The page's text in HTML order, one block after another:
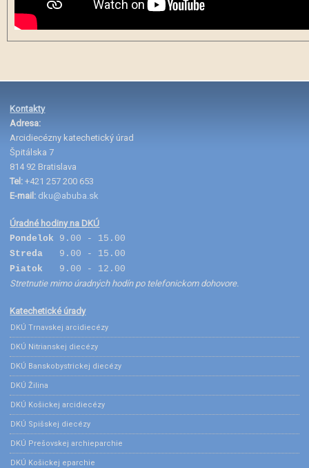
Kontakty
Adresa:
Arcidiecézny katechetický úrad
Špitálska 7
814 92 Bratislava
Tel: +421 257 200 653
E-mail: dku@abuba.sk
Úradné hodiny na DKÚ
Pondelok 9.00 - 15.00
Streda 9.00 - 15.00
Piatok 9.00 - 12.00
Stretnutie mimo úradných hodín po telefonickom dohovore.
Katechetické úrady
DKÚ Trnavskej arcidiecézy
DKÚ Nitrianskej diecézy
DKÚ Banskobystrickej diecézy
DKÚ Žilina
DKÚ Košickej arcidiecézy
DKÚ Spišskej diecézy
DKÚ Prešovskej archieparchie
DKÚ Košickej eparchie